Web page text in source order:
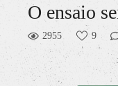
O ensaio
2955 9